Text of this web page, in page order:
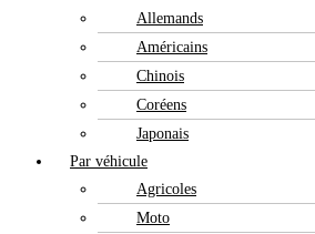
Allemands
Américains
Chinois
Coréens
Japonais
Par véhicule
Agricoles
Moto